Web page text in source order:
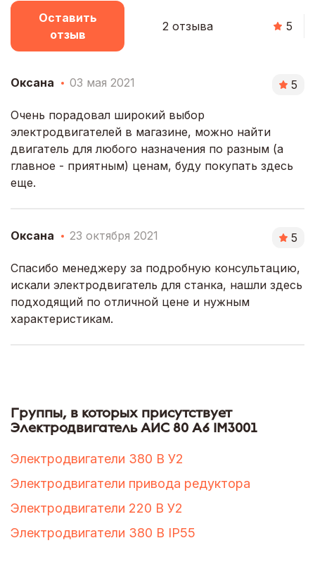
5
2 отзыва
Оставить
отзыв
Оксана 03 мая 2021 5
Очень порадовал широкий выбор
электродвигателей в магазине, можно найти
двигатель для любого назначения по разным (а
главное - приятным) ценам, буду покупать здесь
еще.
Оксана 23 октября 2021 5
Спасибо менеджеру за подробную консультацию,
искали электродвигатель для станка, нашли здесь
подходящий по отличной цене и нужным
характеристикам.
Группы, в которых присутствует
Электродвигатель АИС 80 А6 IM3001
Электродвигатели 380 В У2
Электродвигатели привода редуктора
Электродвигатели 220 В У2
Электродвигатели 380 В IP55